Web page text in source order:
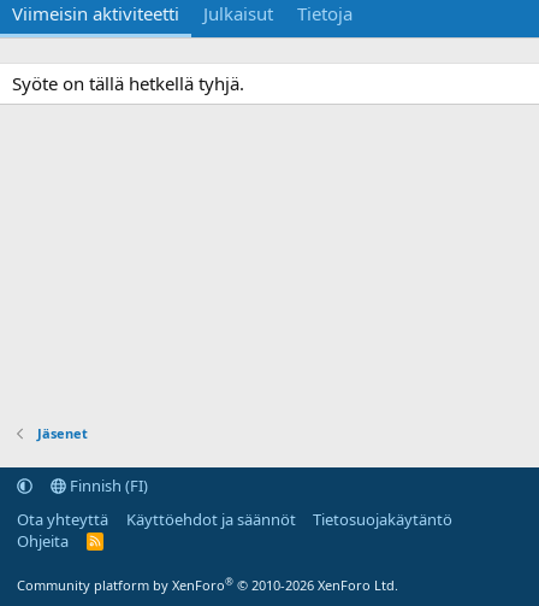
Viimeisin aktiviteetti Julkaisut Tietoja
Syöte on tällä hetkellä tyhjä.
Jäsenet
Finnish (FI)
Ota yhteyttä
Käyttöehdot ja säännöt
Tietosuojakäytäntö
Ohjeita
R
Community platform by XenForo® © 2010-2026 XenForo Ltd.